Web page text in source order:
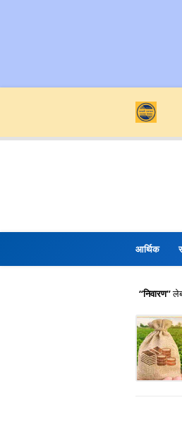
आर्थिक
निवारण